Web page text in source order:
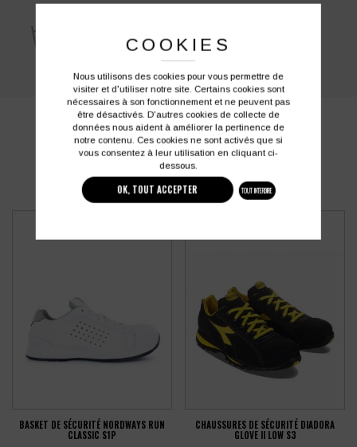
PRODUITS SIMILAIRES
BASKET DE SÉCURITÉ NORDWAYS RUN
CLASSIC S1P
CHAUSSURES DE SÉCURITÉ DIADORA
GLOVE II LOW S3
COOKIES
Nous utilisons des cookies pour vous permettre de
visiter et d'utiliser notre site. Certains cookies sont
nécessaires à son fonctionnement et ne peuvent pas
être désactivés. D'autres cookies de collecte de
données nous aident à améliorer la pertinence de
notre contenu. Ces cookies ne sont activés que si
vous consentez à leur utilisation en cliquant ci-
dessous.
OK, TOUT ACCEPTER TOUT INTERDIRE